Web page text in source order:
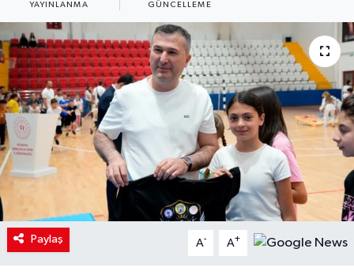
YAYINLANMA GÜNCELLEME
Paylaş A- A+